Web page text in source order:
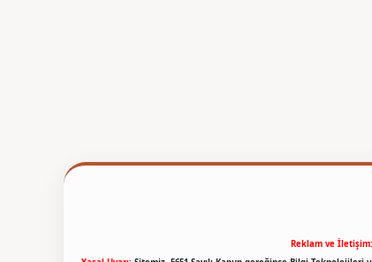
Reklam ve İletişim: